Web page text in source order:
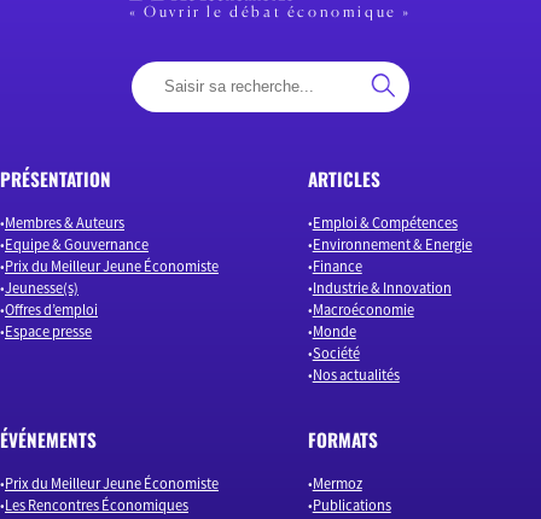
« Ouvrir le débat économique »
PRÉSENTATION
Membres & Auteurs
Equipe & Gouvernance
Prix du Meilleur Jeune Économiste
Jeunesse(s)
Offres d’emploi
Espace presse
ARTICLES
Emploi & Compétences
Environnement & Energie
Finance
Industrie & Innovation
Macroéconomie
Monde
Société
Nos actualités
ÉVÉNEMENTS
Prix du Meilleur Jeune Économiste
Les Rencontres Économiques
FORMATS
Mermoz
Publications